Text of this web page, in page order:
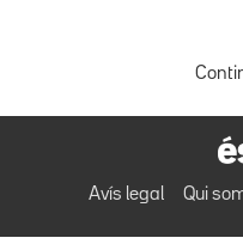
Avís legal Qui